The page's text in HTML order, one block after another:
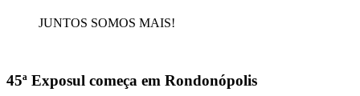
JUNTOS SOMOS MAIS!
45ª Exposul começa em Rondonópolis